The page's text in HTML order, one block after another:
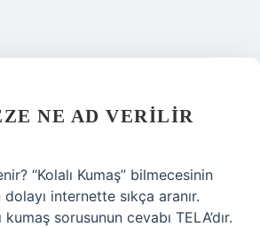
NE AD VERILIR
“Kolalı Kumaş” bilmecesinin
internette sıkça aranır.
sorusunun cevabı TELA’dır.